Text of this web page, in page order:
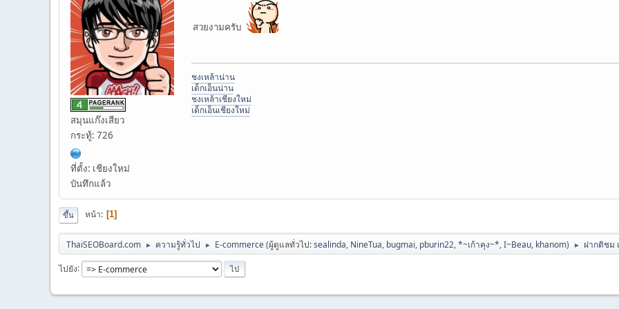
สมุนแก๊งเสียว
กระทู้: 726
ที่ตั้ง: เชียงใหม่
บันทึกแล้ว
สวยงามครับ
ชงเหล้าน่าน
เด็กเอ็นน่าน
ชงเหล้าเชียงใหม่
เด็กเอ็นเชียงใหม่
ขึ้น หน้า 1
ThaiSEOBoard.com ► ความรู้ทั่วไป ► E-commerce(ผู้ดูแลทั่วไป:sealinda, NineTua, bugmai, pburin22,*~เก้าคุง~*,I~Beau, khanom) ► ฝากติชม
ไปยัง